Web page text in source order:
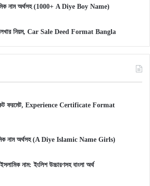
নাম অর্থসহ (1000+ A Diye Boy Name)
লেখার নিয়ম, Car Sale Deed Format Bangla
ফরমেট, Experience Certificate Format
নাম অর্থসহ (A Diye Islamic Name Girls)
নাম: ইংলিশ উচ্চারণসহ বাংলা অর্থ